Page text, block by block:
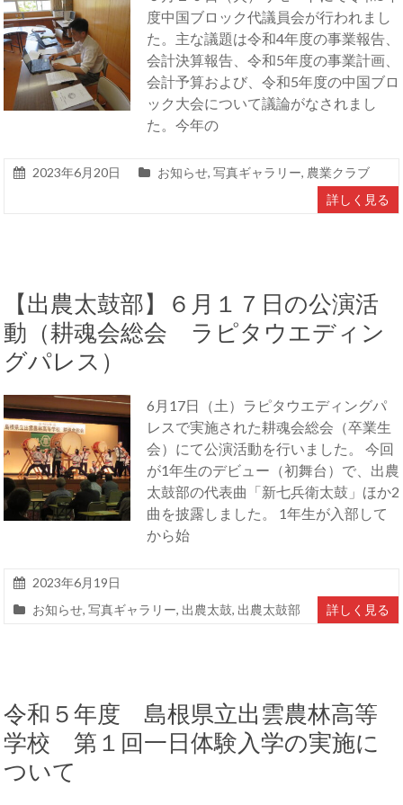
度中国ブロック代議員会が行われまし
た。主な議題は令和4年度の事業報告、
会計決算報告、令和5年度の事業計画、
会計予算および、令和5年度の中国ブロ
ック大会について議論がなされまし
た。今年の
2023年6月20日 お知らせ,写真ギャラリー, 農業クラブ
詳しく見る
【出農太鼓部】６月１７日の公演活
動（耕魂会総会 ラピタウエディン
グパレス）
6月17日（土）ラピタウエディングパ
レスで実施された耕魂会総会（卒業生
会）にて公演活動を行いました。 今回
が1年生のデビュー（初舞台）で、出農
太鼓部の代表曲「新七兵衛太鼓」ほか2
曲を披露しました。 1年生が入部して
から始
2023年6月19日
お知らせ,写真ギャラリー, 出農太鼓, 出農太鼓部 詳しく見る
令和５年度 島根県立出雲農林高等
学校 第１回一日体験入学の実施に
ついて